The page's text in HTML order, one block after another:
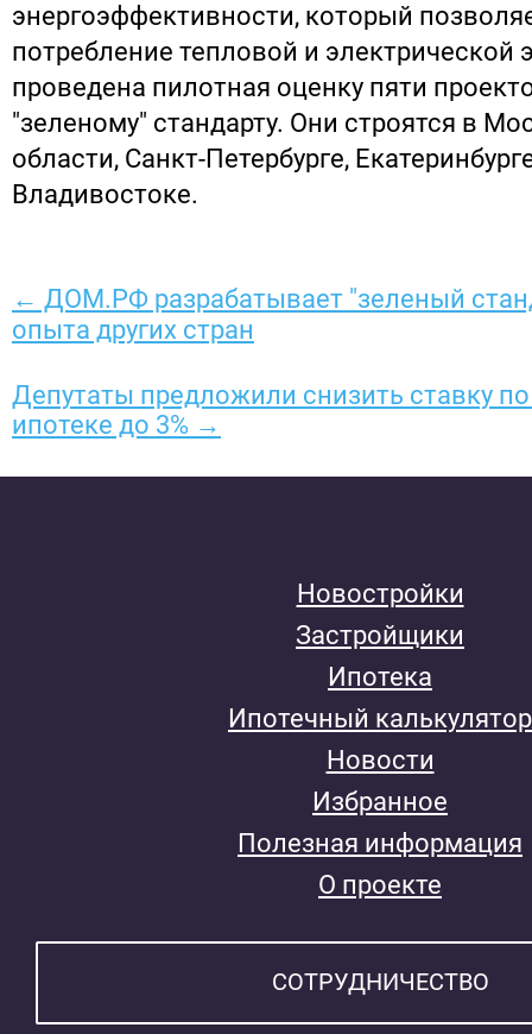
энергоэффективности, который
потребление тепловой и электрической
проведена пилотная оценку пяти
"зеленому" стандарту. Они строятся в
области, Санкт-Петербурге,
Владивостоке.
← ДОМ.РФ разрабатывает "зеленый
опыта других стран
Депутаты предложили снизить ставку
ипотеке до 3% →
Новостройки
Застройщики
Ипотека
Ипотечный калькулятор
Новости
Избранное
Полезная информация
О проекте
СОТРУДНИЧЕСТВО